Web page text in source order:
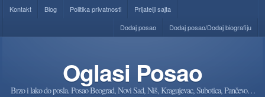
Kontakt Blog Politika privatnosti
Prijatelji sajta
Dodaj posao/Dodaj biografiju
Dodaj posao
Oglasi Posao
Brzo i lako do posla. Posao Beograd, Novi Sad, Niš, Kragujevac, Subotica, Pančevo…